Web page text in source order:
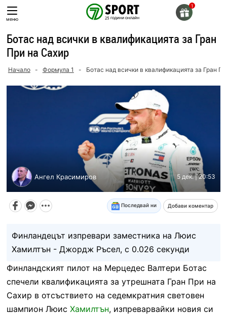
Skip
toменю
Ботас над всички в квалификацията за Гран
При на Сахир
Начало - Формула 1 - Ботас над всички в квалификацията за Гран
Ангел Красимиров 5 дек. | 20:53
Последвай ни Добави коментар
Финландецът изпревари заместника на Люис
Хамилтън - Джордж Ръсел, с 0.026 секунди
Финландският пилот на Мерцедес Валтери Ботас
спечели квалификацията за утрешната Гран При на
Сахир в отсъствието на седемкратния световен
шампион Люис Хамилтън, изпреварвайки новия си